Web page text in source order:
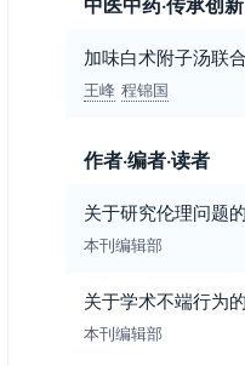
加味白术附子汤联
王峰 程锦国
作者·编者·读者
关于研究伦理问题
本刊编辑部
关于学术不端行为
本刊编辑部